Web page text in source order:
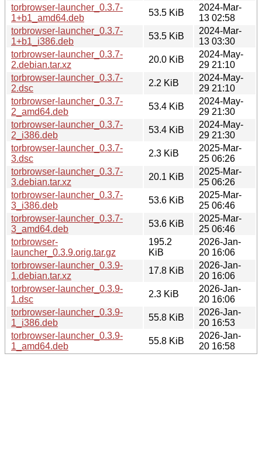
torbrowser-launcher_0.3.7-
1+b1_amd64.deb
53.5 KiB
2024-Mar-
13 02:58
torbrowser-launcher_0.3.7-
1+b1_i386.deb
53.5 KiB
2024-Mar-
13 03:30
torbrowser-launcher_0.3.7-
2.debian.tar.xz
20.0 KiB
2024-May-
29 21:10
torbrowser-launcher_0.3.7-
2.dsc
2.2 KiB
2024-May-
29 21:10
torbrowser-launcher_0.3.7-
2_amd64.deb
53.4 KiB
2024-May-
29 21:30
torbrowser-launcher_0.3.7-
2_i386.deb
53.4 KiB
2024-May-
29 21:30
torbrowser-launcher_0.3.7-
3.dsc
2.3 KiB
2025-Mar-
25 06:26
torbrowser-launcher_0.3.7-
3.debian.tar.xz
20.1 KiB
2025-Mar-
25 06:26
torbrowser-launcher_0.3.7-
3_i386.deb
53.6 KiB
2025-Mar-
25 06:46
torbrowser-launcher_0.3.7-
3_amd64.deb
53.6 KiB
2025-Mar-
25 06:46
torbrowser-
launcher_0.3.9.orig.tar.gz
195.2
KiB
2026-Jan-
20 16:06
torbrowser-launcher_0.3.9-
1.debian.tar.xz
17.8 KiB
2026-Jan-
20 16:06
torbrowser-launcher_0.3.9-
1.dsc
2.3 KiB
2026-Jan-
20 16:06
torbrowser-launcher_0.3.9-
1_i386.deb
55.8 KiB
2026-Jan-
20 16:53
torbrowser-launcher_0.3.9-
1_amd64.deb
55.8 KiB
2026-Jan-
20 16:58